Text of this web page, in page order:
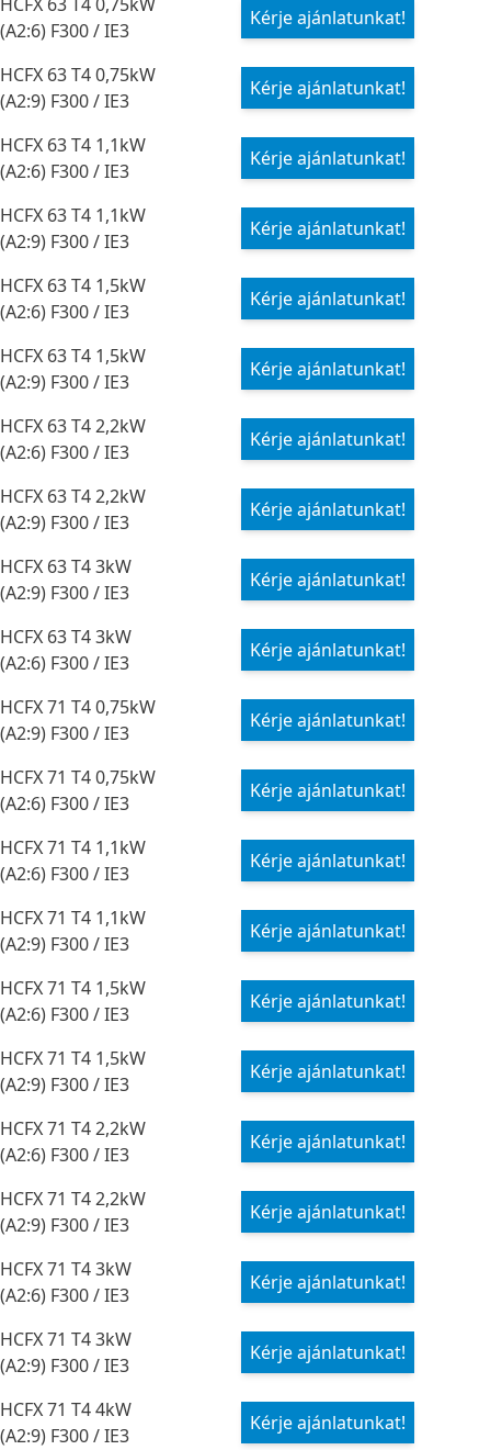
(A2:6) F300 / IE3
Kérje ajánlatunkat!
HCFX 63 T4 0,75kW
(A2:9) F300 / IE3
Kérje ajánlatunkat!
HCFX 63 T4 1,1kW
(A2:6) F300 / IE3
Kérje ajánlatunkat!
HCFX 63 T4 1,1kW
(A2:9) F300 / IE3
Kérje ajánlatunkat!
HCFX 63 T4 1,5kW
(A2:6) F300 / IE3
Kérje ajánlatunkat!
HCFX 63 T4 1,5kW
(A2:9) F300 / IE3
Kérje ajánlatunkat!
HCFX 63 T4 2,2kW
(A2:6) F300 / IE3
Kérje ajánlatunkat!
HCFX 63 T4 2,2kW
(A2:9) F300 / IE3
Kérje ajánlatunkat!
HCFX 63 T4 3kW
(A2:9) F300 / IE3
Kérje ajánlatunkat!
HCFX 63 T4 3kW
(A2:6) F300 / IE3
Kérje ajánlatunkat!
HCFX 71 T4 0,75kW
(A2:9) F300 / IE3
Kérje ajánlatunkat!
HCFX 71 T4 0,75kW
(A2:6) F300 / IE3
Kérje ajánlatunkat!
HCFX 71 T4 1,1kW
(A2:6) F300 / IE3
Kérje ajánlatunkat!
HCFX 71 T4 1,1kW
(A2:9) F300 / IE3
Kérje ajánlatunkat!
HCFX 71 T4 1,5kW
(A2:6) F300 / IE3
Kérje ajánlatunkat!
HCFX 71 T4 1,5kW
(A2:9) F300 / IE3
Kérje ajánlatunkat!
HCFX 71 T4 2,2kW
(A2:6) F300 / IE3
Kérje ajánlatunkat!
HCFX 71 T4 2,2kW
(A2:9) F300 / IE3
Kérje ajánlatunkat!
HCFX 71 T4 3kW
(A2:6) F300 / IE3
Kérje ajánlatunkat!
HCFX 71 T4 3kW
(A2:9) F300 / IE3
Kérje ajánlatunkat!
HCFX 71 T4 4kW
(A2:9) F300 / IE3
Kérje ajánlatunkat!